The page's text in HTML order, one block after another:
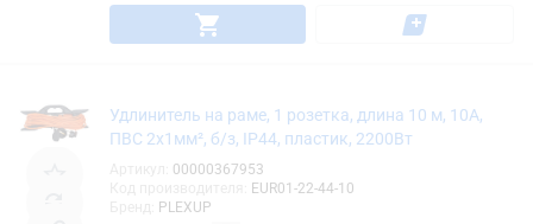
Удлинитель на раме, 1 розетка, длина 10 м, 10А,
ПВС 2х1мм², б/з, IP44, пластик, 2200Вт
00000367953
EUR01-22-44-10
PLEXUP